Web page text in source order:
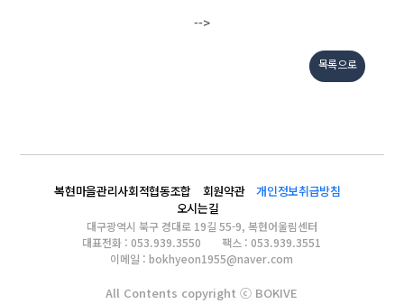
-->
목록으로
복현마을관리사회적협동조합 회원약관
개인정보취급방침
오시는길
대구광역시 북구 경대로 19길 55-9, 복현어울림센터
대표전화 : 053.939.3550
팩스 : 053.939.3551
이메일 : bokhyeon1955@naver.com
All Contents copyright ⓒ BOKIVE